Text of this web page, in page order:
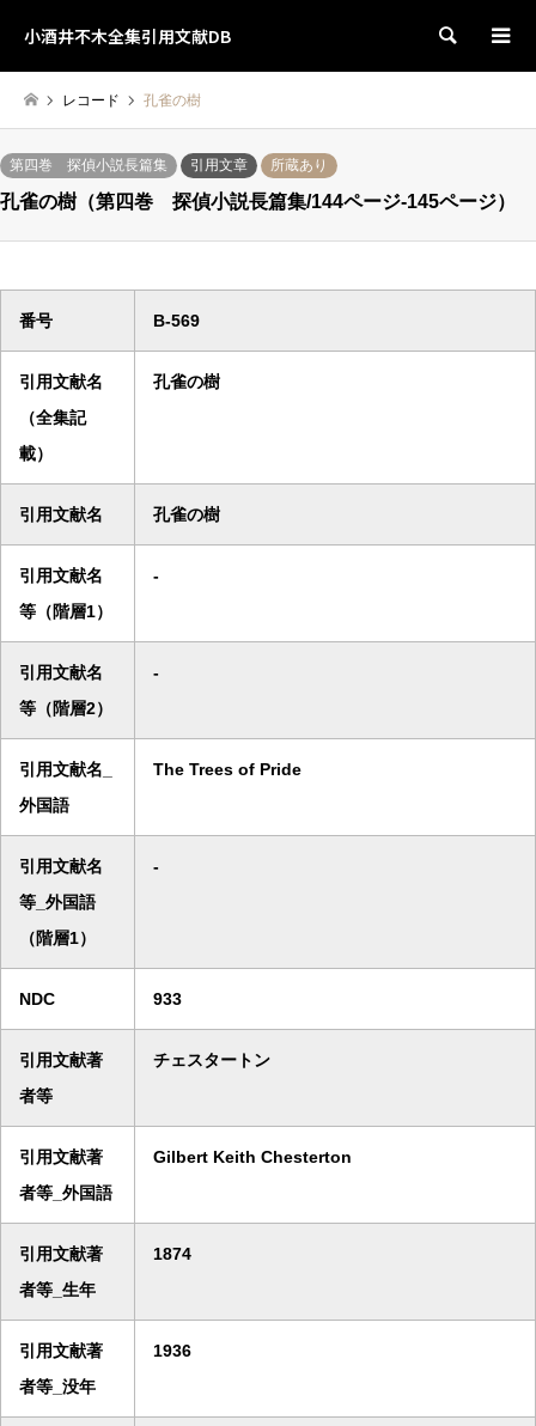
小酒井不木全集引用文献DB 検索
レコード 孔雀の樹
第四巻 探偵小説長篇集 引用文章 所蔵あり
孔雀の樹（第四巻 探偵小説長篇集/144ページ-145ページ）
番号 B-569
引用文献名
（全集記
載）
孔雀の樹
引用文献名 孔雀の樹
引用文献名
等（階層1）
-
引用文献名
等（階層2）
-
引用文献名_
外国語
The Trees of Pride
引用文献名
等_外国語
（階層1）
-
NDC 933
引用文献著
者等
チェスタートン
引用文献著
者等_外国語
Gilbert Keith Chesterton
引用文献著
者等_生年
1874
引用文献著
者等_没年
1936